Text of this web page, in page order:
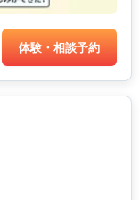
体験・相談予約